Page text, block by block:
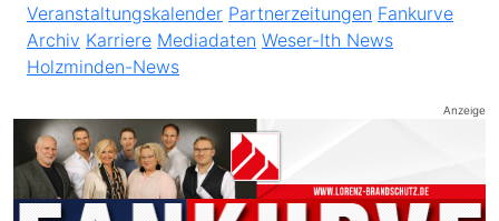
Veranstaltungskalender Partnerzeitungen Fankurve
Archiv Karriere Mediadaten Weser-Ith News
Holzminden-News
Anzeige